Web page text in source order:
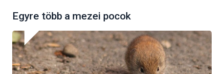
Egyre több a mezei pocok